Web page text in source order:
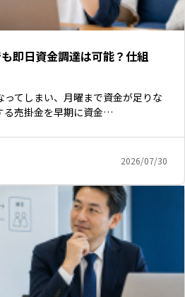
即日資金調達は可能？仕組
ってしまい、月曜まで資金が足りな
る売掛金を早期に資金…
2026/07/30